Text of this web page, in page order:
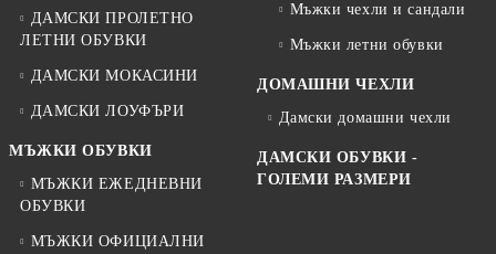
ДАМСКИ ПРОЛЕТНО
ЛЕТНИ ОБУВКИ
ДАМСКИ МОКАСИНИ
ДАМСКИ ЛОУФЪРИ
МЪЖКИ ОБУВКИ
МЪЖКИ ЕЖЕДНЕВНИ
ОБУВКИ
МЪЖКИ ОФИЦИАЛНИ
Мъжки чехли и сандали
Мъжки летни обувки
ДОМАШНИ ЧЕХЛИ
Дамски домашни чехли
ДАМСКИ ОБУВКИ -
ГОЛЕМИ РАЗМЕРИ